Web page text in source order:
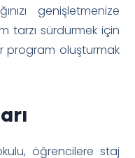
genişletmenize
tarzı sürdürmek için
program oluşturmak
öğrencilere staj